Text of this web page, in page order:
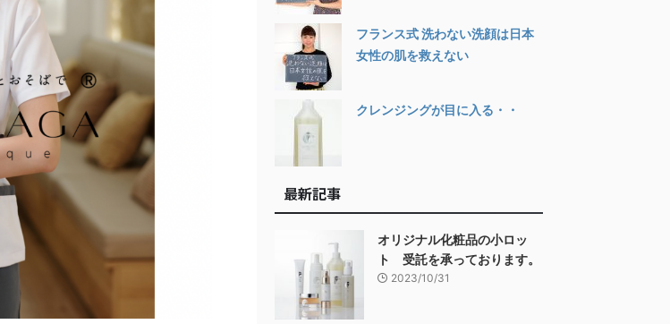
フランス式 洗わない洗顔は日本
女性の肌を救えない
クレンジングが目に入る・・
最新記事
オリジナル化粧品の小ロッ
ト 受託を承っております。
2023/10/31